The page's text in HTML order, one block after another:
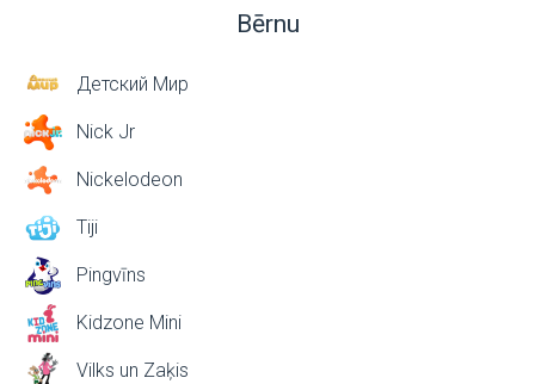
Bērnu
Детский Мир
Nick Jr
Nickelodeon
Tiji
Pingvīns
Kidzone Mini
Vilks un Zaķis